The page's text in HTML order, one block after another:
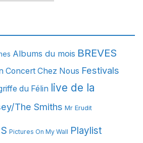
Albums du mois BREVES
Concert Chez Nous Festivals
du Félin live de la
The Smiths Mr Erudit
Pictures On My Wall Playlist